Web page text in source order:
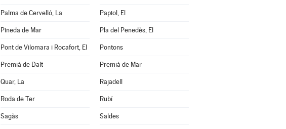
Palma de Cervelló, La Papiol, El
Pineda de Mar Pla del Penedès, El
Pont de Vilomara i Rocafort, El Pontons
Premià de Dalt Premià de Mar
Quar, La Rajadell
Roda de Ter Rubí
Sagàs Saldes